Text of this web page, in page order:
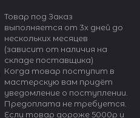
Товар под Заказ
выполняется от 3х дней до
нескольких месяцев
(зависит от наличия на
складе поставщика)
Когда товар поступит в
мастерскую вам придёт
уведомление о поступлении.
Предоплата не требуется.
Если товар дороже 5000р и